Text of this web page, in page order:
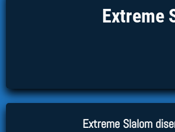
Extreme
Extreme Slalom